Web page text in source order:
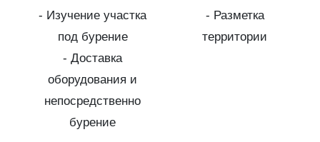
- Изучение участка
под бурение
- Разметка
территории
- Доставка
оборудования и
непосредственно
бурение